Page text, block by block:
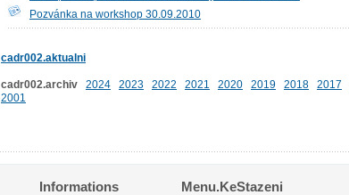
Pozvánka na workshop 30.09.2010
cadr002.aktualni
cadr002.archiv 2024 2023 2022 2021 2020 2019 2018 2017
2001
Informations Menu.KeStazeni